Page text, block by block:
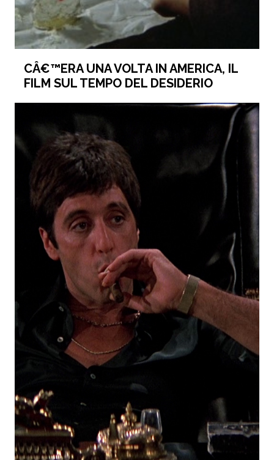
CÂ€™ERA UNA VOLTA IN AMERICA, IL
FILM SUL TEMPO DEL DESIDERIO